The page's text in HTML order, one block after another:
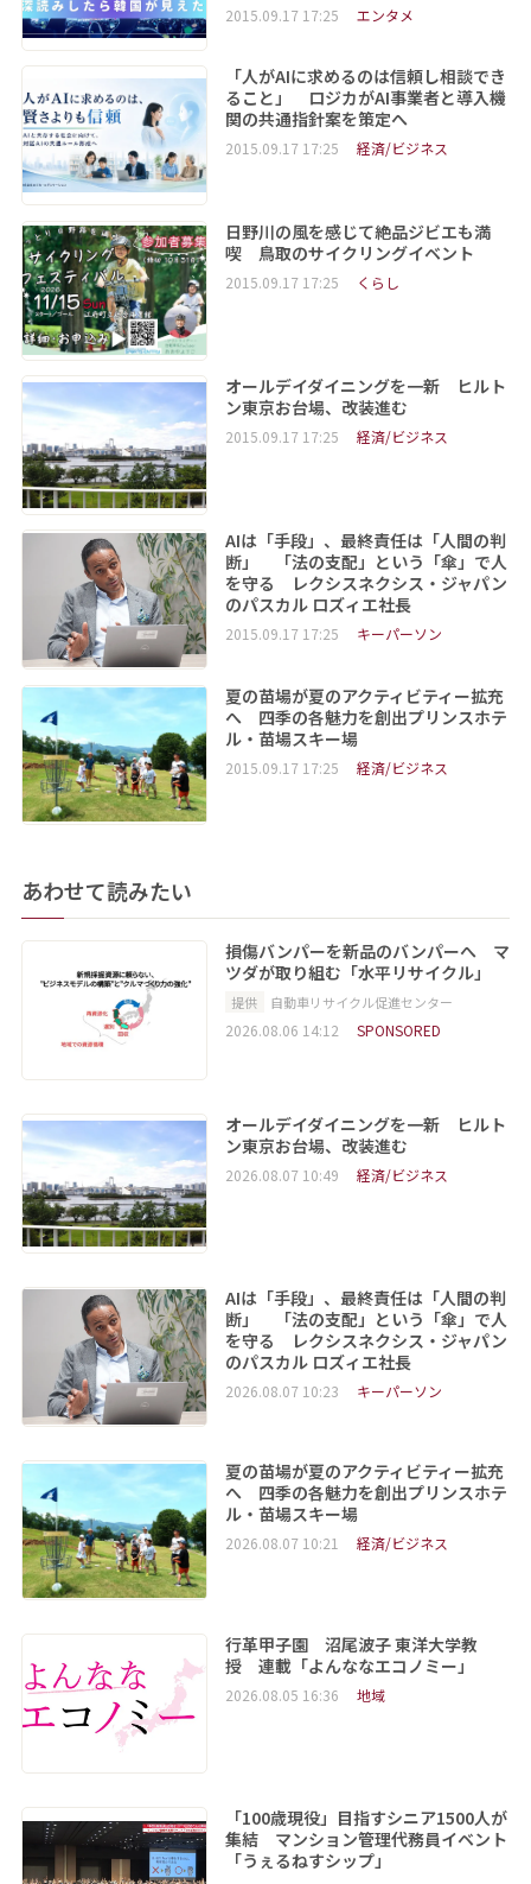
2015.09.17 17:25 エンタメ
「人がAIに求めるのは信頼し相談でき
ること」 ロジカがAI事業者と導入機
関の共通指針案を策定へ
2015.09.17 17:25 経済/ビジネス
日野川の風を感じて絶品ジビエも満
喫 鳥取のサイクリングイベント
2015.09.17 17:25 くらし
オールデイダイニングを一新 ヒルト
ン東京お台場、改装進む
2015.09.17 17:25 経済/ビジネス
AIは「手段」、最終責任は「人間の判
断」 「法の支配」という「傘」で人
を守る レクシスネクシス・ジャパン
のパスカル ロズィエ社長
2015.09.17 17:25 キーパーソン
夏の苗場が夏のアクティビティー拡充
へ 四季の各魅力を創出プリンスホテ
ル・苗場スキー場
2015.09.17 17:25 経済/ビジネス
あわせて読みたい
損傷バンパーを新品のバンパーへ マ
ツダが取り組む「水平リサイクル」
提供 自動車リサイクル促進センター
2026.08.06 14:12 SPONSORED
オールデイダイニングを一新 ヒルト
ン東京お台場、改装進む
2026.08.07 10:49 経済/ビジネス
AIは「手段」、最終責任は「人間の判
断」 「法の支配」という「傘」で人
を守る レクシスネクシス・ジャパン
のパスカル ロズィエ社長
2026.08.07 10:23 キーパーソン
夏の苗場が夏のアクティビティー拡充
へ 四季の各魅力を創出プリンスホテ
ル・苗場スキー場
2026.08.07 10:21 経済/ビジネス
行革甲子園 沼尾波子 東洋大学教
授 連載「よんななエコノミー」
2026.08.05 16:36 地域
「100歳現役」目指すシニア1500人が
集結 マンション管理代務員イベント
「うぇるねすシップ」